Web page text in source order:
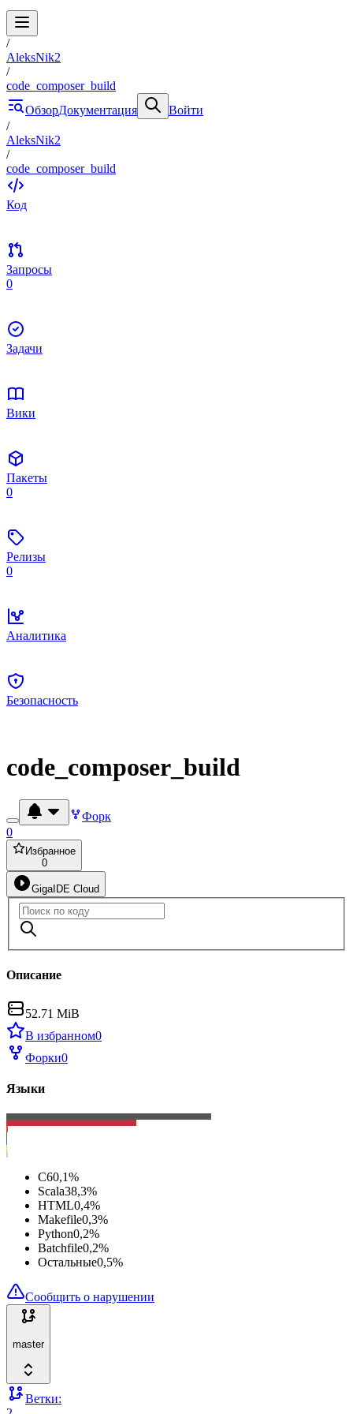
/
AleksNik2
/
code_composer_build
ОбзорДокументация
Войти
/
AleksNik2
/
code_composer_build
Код
Запросы
0
Задачи
Вики
Пакеты
0
Релизы
0
Аналитика
Безопасность
code_composer_build
Форк
0
Избранное
0
GigaIDE Cloud
Описание
52.71 MiB
В избранном0
Форки0
Языки
C60,1%
Scala38,3%
HTML0,4%
Makefile0,3%
Python0,2%
Batchfile0,2%
Остальные0,5%
Сообщить о нарушении
master
Ветки: